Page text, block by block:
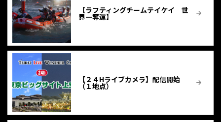
【ラフティングチームテイケイ 世
界一奪還】
【２４Hライブカメラ】配信開始
（１地点）